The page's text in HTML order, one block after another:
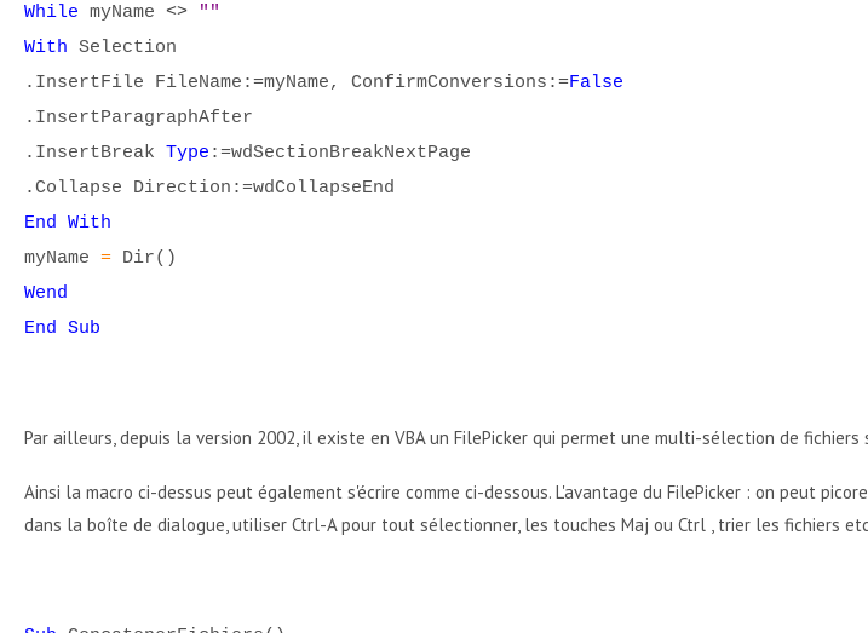
While myName <>
""
With Selection
.InsertFile FileName:=myName, ConfirmConversions:=False
.InsertParagraphAfter
.InsertBreak Type :=wdSectionBreakNextPage
.Collapse Direction:=wdCollapseEnd
End With
myName = Dir()
Wend
End Sub
Par ailleurs, depuis la version 2002, il existe en VBA un FilePicker qui permet une multi-sélection de
Ainsi la macro ci-dessus peut également s'écrire comme ci-dessous. L'avantage du FilePicker : on peut
dans la boîte de dialogue, utiliser Ctrl-A pour tout sélectionner, les touches Maj ou Ctrl , trier les fichiers